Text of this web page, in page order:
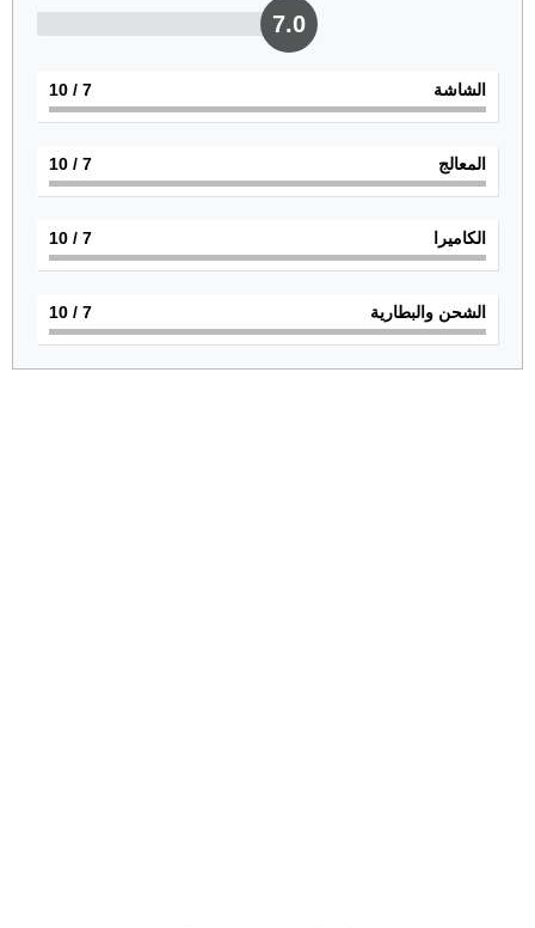
7.0
الشاشة 7
/ 10
المعالج 7
/ 10
الكاميرا 7
/ 10
الشحن والبطارية 7
/ 10